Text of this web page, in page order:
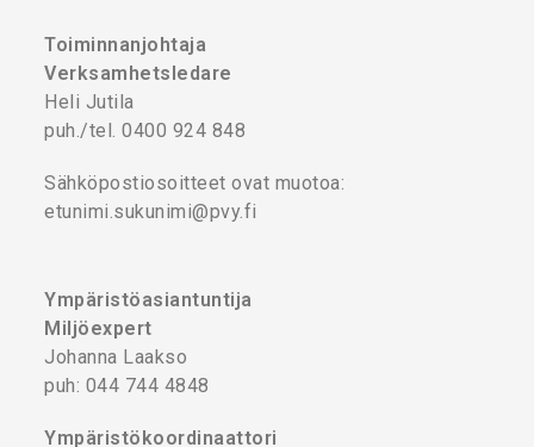
Toiminnanjohtaja
Verksamhetsledare
Heli Jutila
puh./tel. 0400 924 848
Sähköpostiosoitteet ovat muotoa:
etunimi.sukunimi@pvy.fi
Ympäristöasiantuntija
Miljöexpert
Johanna Laakso
puh: 044 744 4848
Ympäristökoordinaattori